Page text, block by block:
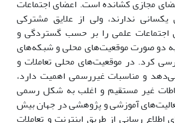
مجازی کشانده است. اعضای اجتماعات
ندارند، ولی از علایق مشترکی
اجتماعات علمی را بر حسب گستردگی و
به دو صورت موقعیت‌های محلی و شبکه‌های
کرد. در موقعیت‌های محلی تعاملات و
می‌دهد و مناسبات غیررسمی اهمیت دارد،
غیر مستقیم و اغلب به شکل رسمی
آموزشی و پژوهشی در جهان بیش
رسانی از طریق اینترنت و تعاملات